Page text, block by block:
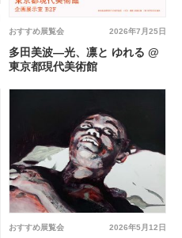
2026年7月25日
おすすめ展覧会
多田美波―光、凛と ゆれる @
東京都現代美術館
2026年5月12日
おすすめ展覧会